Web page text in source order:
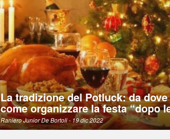
La tradizione del Potluck: da
come organizzare la festa “dopo
Raniero Junior De Bortoli- 19 dic 2022